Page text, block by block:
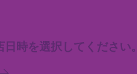
時を選択してください。